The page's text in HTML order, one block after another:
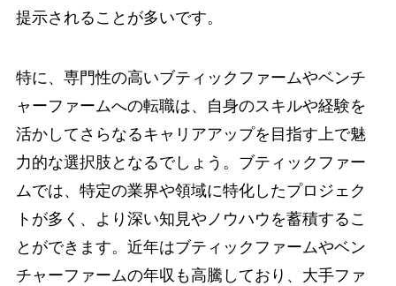
提示されることが多いです。
特に、専門性の高いブティックファームやベンチ
ャーファームへの転職は、自身のスキルや経験を
活かしてさらなるキャリアアップを目指す上で魅
力的な選択肢となるでしょう。ブティックファー
ムでは、特定の業界や領域に特化したプロジェク
トが多く、より深い知見やノウハウを蓄積するこ
とができます。近年はブティックファームやベン
チャーファームの年収も高騰しており、大手ファ